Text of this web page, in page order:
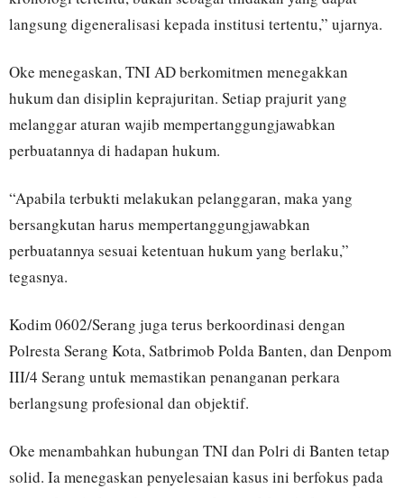
langsung digeneralisasi kepada institusi tertentu,” ujarnya.
Oke menegaskan, TNI AD berkomitmen menegakkan
hukum dan disiplin keprajuritan. Setiap prajurit yang
melanggar aturan wajib mempertanggungjawabkan
perbuatannya di hadapan hukum.
“Apabila terbukti melakukan pelanggaran, maka yang
bersangkutan harus mempertanggungjawabkan
perbuatannya sesuai ketentuan hukum yang berlaku,”
tegasnya.
Kodim 0602/Serang juga terus berkoordinasi dengan
Polresta Serang Kota, Satbrimob Polda Banten, dan Denpom
III/4 Serang untuk memastikan penanganan perkara
berlangsung profesional dan objektif.
Oke menambahkan hubungan TNI dan Polri di Banten tetap
solid. Ia menegaskan penyelesaian kasus ini berfokus pada